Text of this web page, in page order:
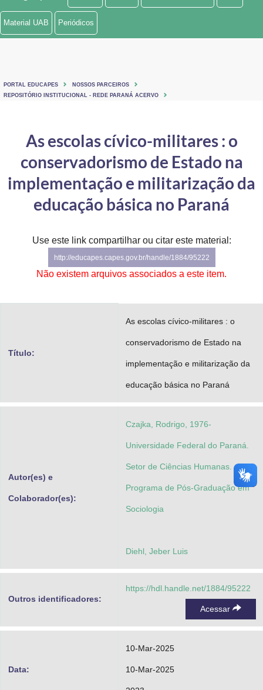
Ministério de Minas e Energia
Ministério do Turismo
Controladoria-Geral da União
Secretaria-Geral
Gabinete de Segurança Institucional
Advocacia-Geral da União
Material UAB Periódicos
PORTAL EDUCAPES
NOSSOS PARCEIROS
REPOSITÓRIO INSTITUCIONAL - REDE PARANÁ ACERVO
As escolas cívico-militares : o
conservadorismo de Estado na
implementação e militarização da
educação básica no Paraná
Use este link compartilhar ou citar este material:
http://educapes.capes.gov.br/handle/1884/95222
Não existem arquivos associados a este item.
Título:
As escolas cívico-militares : o
conservadorismo de Estado na
implementação e militarização da
educação básica no Paraná
Autor(es) e
Colaborador(es):
Czajka, Rodrigo, 1976-
Universidade Federal do Paraná.
Setor de Ciências Humanas.
Programa de Pós-Graduação em
Sociologia
Diehl, Jeber Luis
Outros identificadores:
https://hdl.handle.net/1884/95222
Acessar
Data:
10-Mar-2025
10-Mar-2025